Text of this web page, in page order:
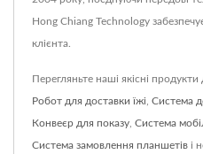
Hong Chiang Technology
клієнта.
Перегляньте наші якісні продукти
Робот для доставки їжі Система
Конвеєр для показу Система
Система замовлення планшетів і